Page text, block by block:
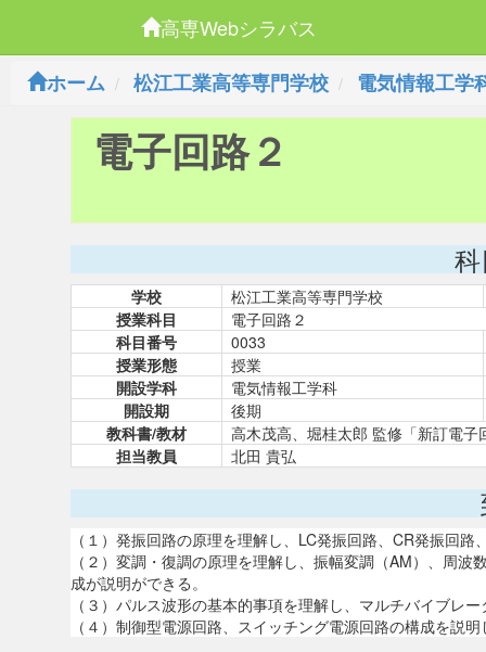
高専Webシラバス
ホーム
松江工業高等専門学校 電気情報工学
電子回路２
学校
松江工業高等専門学校
授業科目
電子回路２
科目番号
0033
授業形態
授業
開設学科
電気情報工学科
開設期
後期
教科書/教材
高木茂高、堀桂太郎 監修「新訂電子
担当教員
北田 貴弘
（１）発振回路の原理を理解し、LC発振回路、CR発振回
（２）変調・復調の原理を理解し、振幅変調（AM）、周
成が説明ができる。
（３）パルス波形の基本的事項を理解し、マルチバイブレ
（４）制御型電源回路、スイッチング電源回路の構成を説